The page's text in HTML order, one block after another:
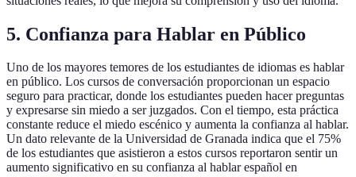
5. Confianza para Hablar en Público
Uno de los mayores temores de los estudiantes de idiomas es hablar
en público. Los cursos de conversación proporcionan un espacio
seguro para practicar, donde los estudiantes pueden hacer preguntas
y expresarse sin miedo a ser juzgados. Con el tiempo, esta práctica
constante reduce el miedo escénico y aumenta la confianza al hablar.
Un dato relevante de la Universidad de Granada indica que el 75%
de los estudiantes que asistieron a estos cursos reportaron sentir un
aumento significativo en su confianza al hablar español en